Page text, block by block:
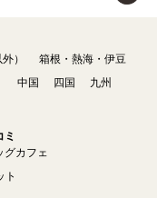
）
箱根・熱海・伊豆
中国 四国
九州
ミ
グカフェ
ト